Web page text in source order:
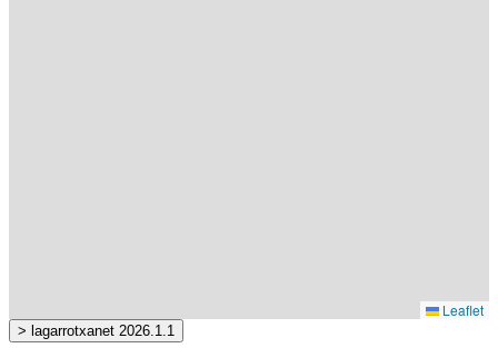
Leaflet
> lagarrotxanet 2026.1.1